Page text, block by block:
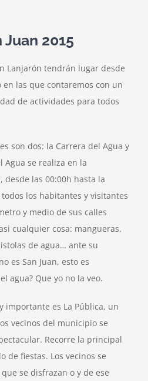
Juan 2015
Lanjarón tendrán lugar desde
las que contaremos con un
de actividades para todos
son dos: la Carrera del Agua y
Agua se realiza en la
desde las 00:00h hasta la
los habitantes y visitantes
y medio de sus calles
cualquier cosa: mangueras,
de agua… ante su
es San Juan, esto es
agua? Que yo no la veo.
importante es La Pública, un
vecinos del municipio se
Recorre la principal
de fiestas. Los vecinos se
se disfrazan o y de ese